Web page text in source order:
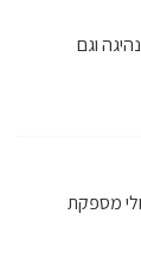
וגם
מספקת